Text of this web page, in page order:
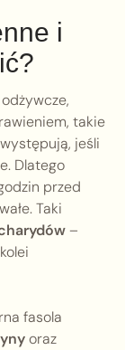
i
takie
jeśli
Dlatego
przed
Taki
–
fasola
oraz